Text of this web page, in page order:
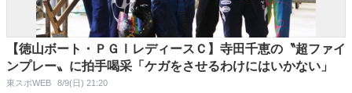
【徳山ボート・ＰＧⅠレディースＣ】寺田千恵の〝超ファイ
ンプレー〟に拍手喝采「ケガをさせるわけにはいかない」
東スポWEB 8/9(日) 21:20